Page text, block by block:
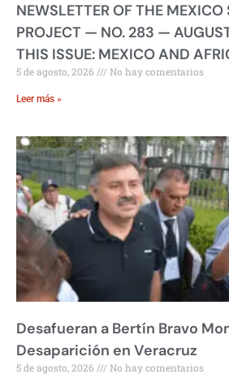
NEWSLETTER OF THE
PROJECT — NO. 283 —
THIS ISSUE: MEXICO AND
5 de agosto, 2026 No hay comentarios
Leer más »
Desafueran a Bertín Bravo
Desaparición en Veracruz
5 de agosto, 2026 No hay comentarios